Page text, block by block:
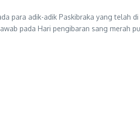
para adik-adik Paskibraka yang telah
pada Hari pengibaran sang merah